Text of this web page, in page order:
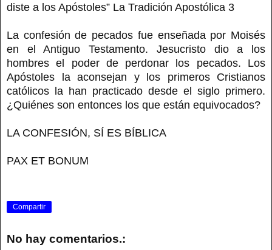
diste a los Apóstoles” La Tradición Apostólica 3
La confesión de pecados fue enseñada por Moisés
en el Antiguo Testamento. Jesucristo dio a los
hombres el poder de perdonar los pecados. Los
Apóstoles la aconsejan y los primeros Cristianos
católicos la han practicado desde el siglo primero.
¿Quiénes son entonces los que están equivocados?
LA CONFESIÓN, SÍ ES BÍBLICA
PAX ET BONUM
Compartir
No hay comentarios.: